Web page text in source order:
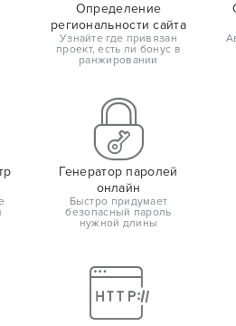
Определение
региональности сайта
Узнайте где привязан
проект, есть ли бонус в
ранжировании
Генератор паролей
онлайн
Быстро придумает
безопасный пароль
нужной длины